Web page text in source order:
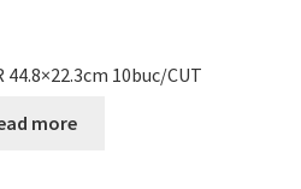
44.8×22.3cm 10buc/CUT
more